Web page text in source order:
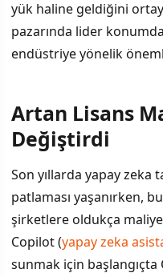
yük haline geldiğini
pazarında lider
endüstriye yönelik
İÇINDEKILER
Kendi Teknolojisine
Artan Lisans
Değiştirdi
Son yıllarda yapay zeka
patlaması yaşanırken,
şirketlere oldukça
Copilot (yapay zeka
sunmak için